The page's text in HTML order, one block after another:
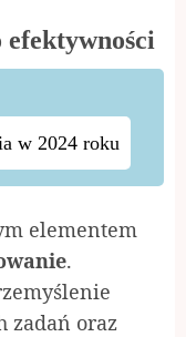
w 2024 roku
elementem
.
zadań oraz